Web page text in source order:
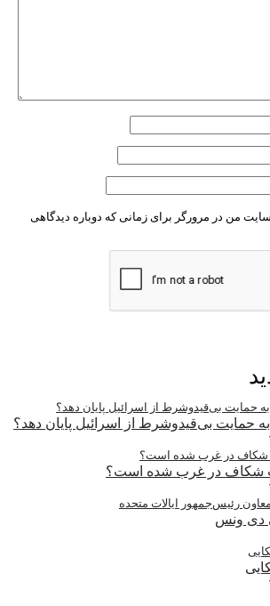
من در مرورگر برای زمانی که دوباره دیدگاهی
به حمایت بی‌قیدوشرط از اسرائیل پایان دهد؟
شکاف در غرب شده است؟